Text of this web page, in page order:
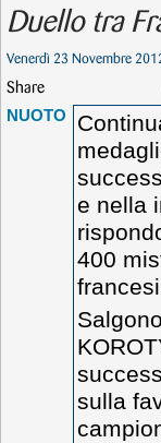
Duello tra
Venerdì 23 Novembre
Share
NUOTO
e nella
400
sulla